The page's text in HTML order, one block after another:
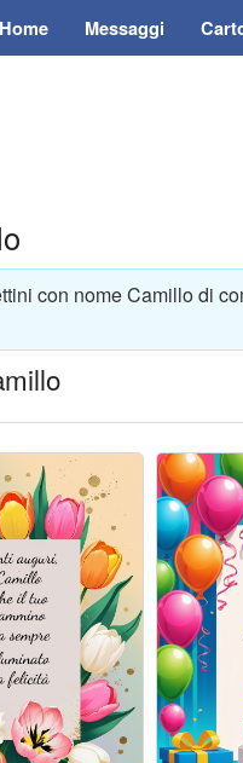
Home Messaggi
con nome Camillo di